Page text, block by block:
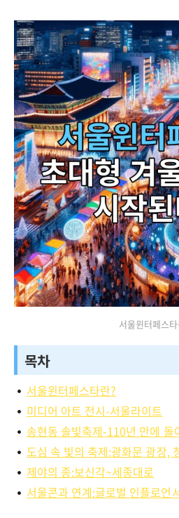
서울윈터페스
목차
서울윈터페스타란?
미디어 아트 전시-서울라이트
송현동 솔빛축제-110년 만에 돌
도심 속 빛의 축제:광화문 광장,
제야의 종:보신각~세종대로
서울콘과 연계:글로벌 인플로언